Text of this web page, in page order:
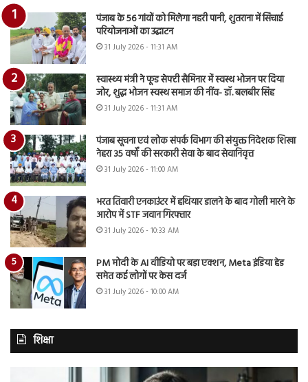
पंजाब के 56 गांवों को मिलेगा नहरी पानी, शुतराना में सिंचाई
परियोजनाओं का उद्घाटन
31 July 2026 - 11:31 AM
स्वास्थ्य मंत्री ने फूड सेफ्टी सैमिनार में स्वस्थ भोजन पर दिया
जोर, शुद्ध भोजन स्वस्थ समाज की नींव- डॉ. बलबीर सिंह
31 July 2026 - 11:31 AM
पंजाब सूचना एवं लोक संपर्क विभाग की संयुक्त निदेशक शिखा
नेहरा 35 वर्षों की सरकारी सेवा के बाद सेवानिवृत्त
31 July 2026 - 11:00 AM
भरत तिवारी एनकाउंटर में हथियार डालने के बाद गोली मारने के
आरोप में STF जवान गिरफ्तार
31 July 2026 - 10:33 AM
PM मोदी के AI वीडियो पर बड़ा एक्शन, Meta इंडिया हेड
समेत कई लोगों पर केस दर्ज
31 July 2026 - 10:00 AM
शिक्षा